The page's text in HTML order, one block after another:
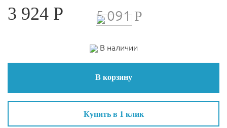
из 5
3 924 Р 5 091Р
В наличии
В корзину
Купить в 1 клик